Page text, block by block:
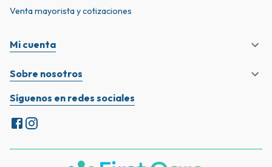
Venta mayorista y cotizaciones
Mi cuenta
Sobre nosotros
Síguenos en redes sociales